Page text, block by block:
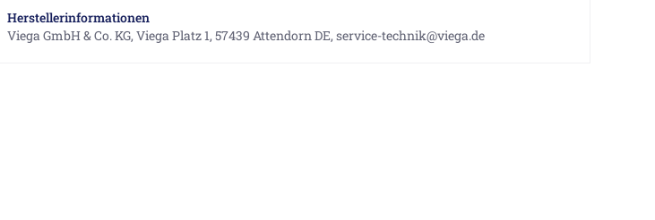
Herstellerinformationen
Viega GmbH & Co. KG, Viega Platz 1, 57439 Attendorn DE, service-technik@viega.de